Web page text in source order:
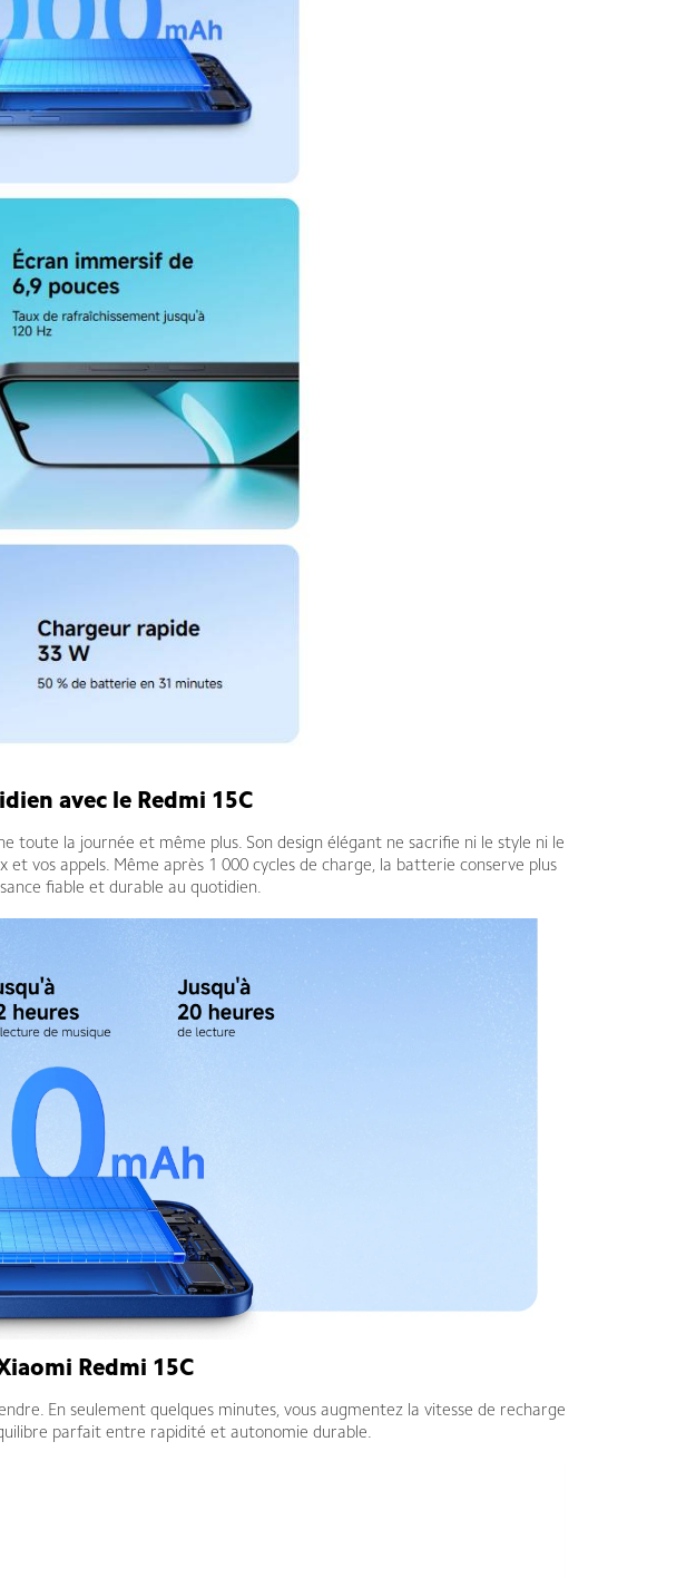
avec le Redmi 15C
toute la journée et même plus. Son design élégant ne sacrifie ni le style ni le
vos appels. Même après 1 000 cycles de charge, la batterie conserve plus
fiable et durable au quotidien.
Redmi 15C
En seulement quelques minutes, vous augmentez la vitesse de recharge
parfait entre rapidité et autonomie durable.